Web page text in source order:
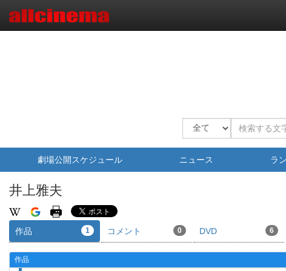
劇場公開スケジュール ニュース ラ
井上雅夫
作品 1 コメント 0 DVD 6
作品